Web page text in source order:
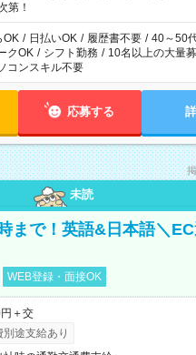
第！
OK / 日払いOK / 履歴書不要 / 40～50
クOK / シフト勤務 / 10名以上の大量
コンスキル不要
応募する
未読
まで！英語&日本語＼
WEB登録・面接OK
＋交
別途支給あり